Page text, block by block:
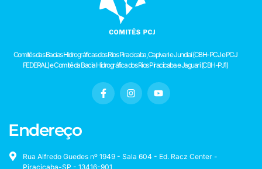
Comitês das Bacias Hidrográficas dos Rios Piracicaba, Capivari e Jundiaí (CBH-PCJ e PCJ
FEDERAL) e Comitê da Bacia Hidrográfica dos Rios Piracicaba e Jaguari (CBH-PJ1)
Endereço
Rua Alfredo Guedes nº 1949 - Sala 604 - Ed. Racz Center -
Piracicaba-SP - 13416-901